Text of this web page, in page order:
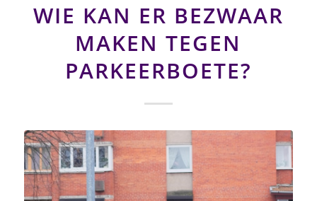
WIE KAN ER BEZWAAR
MAKEN TEGEN
PARKEERBOETE?